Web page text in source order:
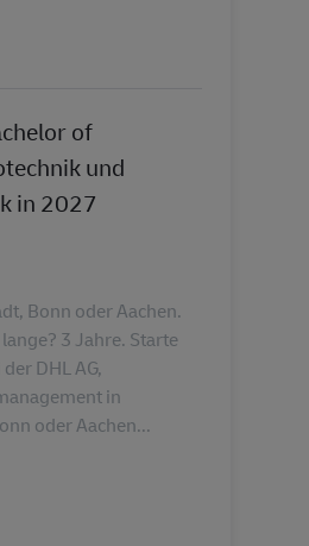
of
und
in 2027
Bonn oder Aachen.
3 Jahre. Starte
DHL AG,
in
oder Aachen...